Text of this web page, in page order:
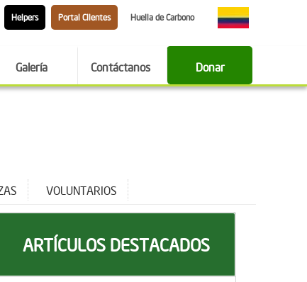
Helpers Portal Clientes Huella de Carbono
Galería Contáctanos Donar
VOLUNTARIOS
ARTÍCULOS DESTACADOS